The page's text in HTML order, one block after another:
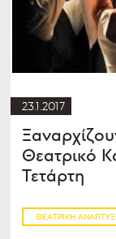
23.1.2017
Θεατρικό
Τετάρτη
ΘΕΑΤΡΙΚΉ